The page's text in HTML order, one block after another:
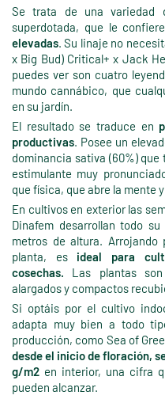
Se trata de una variedad
superdotada, que le
elevadas. Su linaje no
x Big Bud) Critical+ x Jack
puedes ver son cuatro
mundo cannábico, que
en su jardín.
El resultado se traduce en
productivas. Posee un
dominancia sativa (60%)
estimulante muy
que física, que abre la mente
En cultivos en exterior las
Dinafem desarrollan todo
metros de altura.
planta, es ideal para
cosechas. Las plantas
alargados y compactos
Si optáis por el cultivo
adapta muy bien a todo
producción, como Sea of
desde el inicio de floración,
g/m2 en interior, una cifra
pueden alcanzar.